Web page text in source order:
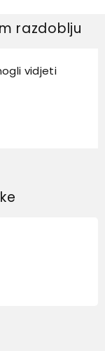
razdoblju
vidjeti